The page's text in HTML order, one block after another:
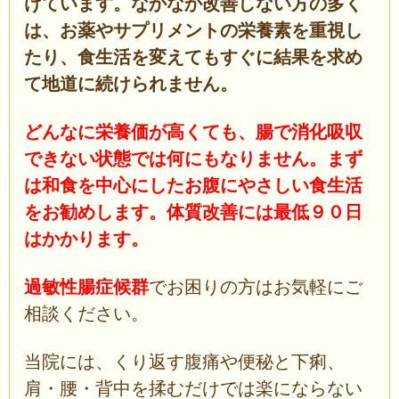
は、お薬やサプリメントの栄養素を重視し
たり、食生活を変えてもすぐに結果を求め
て地道に続けられません。
どんなに栄養価が高くても、腸で消化吸収
できない状態では何にもなりません。まず
は和食を中心にしたお腹にやさしい食生活
をお勧めします。体質改善には最低９０日
はかかります。
過敏性腸症候群でお困りの方はお気軽にご
相談ください。
当院には、くり返す腹痛や便秘と下痢、
肩・腰・背中を揉むだけでは楽にならない